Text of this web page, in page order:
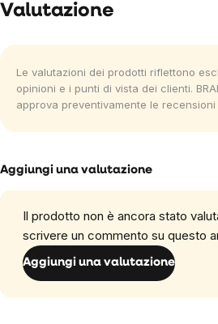
Valutazione
Le valutazioni dei prodotti riflettono
opinioni e i punti di vista dei clienti.
approva preventivamente le recensioni
Aggiungi una valutazione
Il prodotto non è ancora stato
scrivere un commento su questo
Aggiungi una valutazione